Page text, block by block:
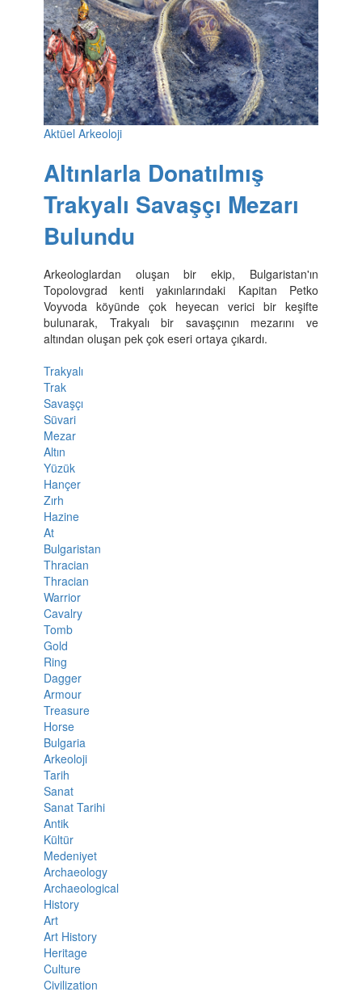
Aktüel Arkeoloji
Altınlarla Donatılmış
Trakyalı Savaşçı Mezarı
Bulundu
Arkeologlardan oluşan bir ekip, Bulgaristan'ın
Topolovgrad kenti yakınlarındaki Kapitan Petko
Voyvoda köyünde çok heyecan verici bir keşifte
bulunarak, Trakyalı bir savaşçının mezarını ve
altından oluşan pek çok eseri ortaya çıkardı.
Trakyalı
Trak
Savaşçı
Süvari
Mezar
Altın
Yüzük
Hançer
Zırh
Hazine
At
Bulgaristan
Thracian
Thracian
Warrior
Cavalry
Tomb
Gold
Ring
Dagger
Armour
Treasure
Horse
Bulgaria
Arkeoloji
Tarih
Sanat
Sanat Tarihi
Antik
Kültür
Medeniyet
Archaeology
Archaeological
History
Art
Art History
Heritage
Culture
Civilization